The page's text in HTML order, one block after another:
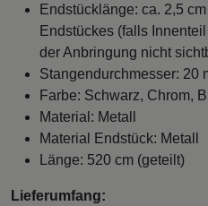
Endstücklänge: ca. 2,5
Endstückes (falls
der Anbringung nicht
Stangendurchmesser: 20
Farbe: Schwarz, Chrom,
Material: Metall
Material Endstück: Metall
Länge: 520 cm (geteilt)
Lieferumfang: